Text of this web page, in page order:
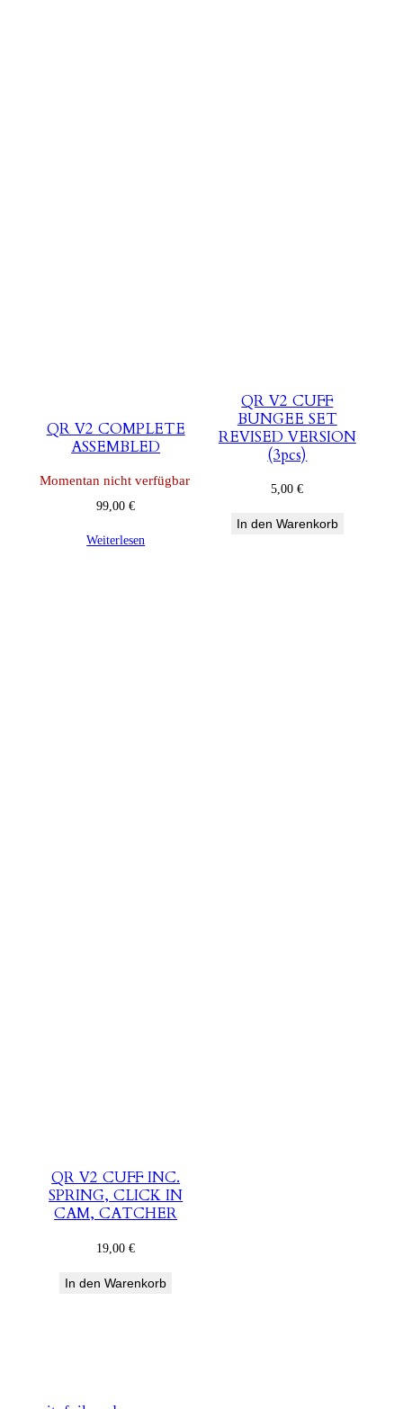
QR V2 COMPLETE
ASSEMBLED
Momentan nicht verfügbar
99,00€
Weiterlesen
QR V2 CUFF
BUNGEE SET
REVISED VERSION
(3pcs)
5,00€
In den Warenkorb
QR V2 CUFF INC.
SPRING, CLICK IN
CAM, CATCHER
19,00€
In den Warenkorb